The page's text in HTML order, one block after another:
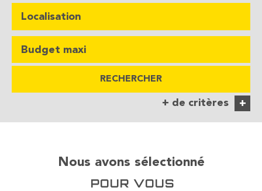
RECHERCHER
+ de critères +
Nous avons sélectionné
POUR VOUS